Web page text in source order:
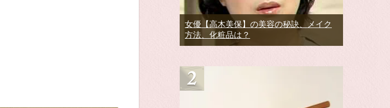
女優【高木美保】の美容の秘訣、メイク
方法、化粧品は？